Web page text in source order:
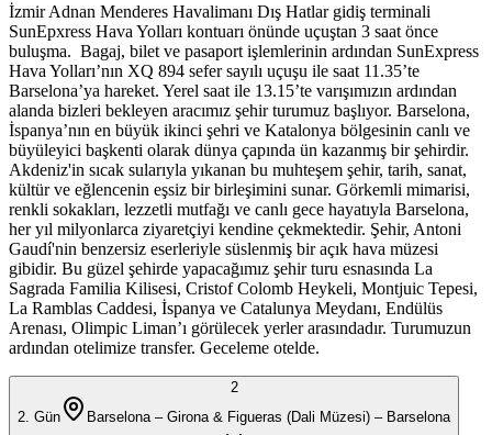
İzmir Adnan Menderes Havalimanı Dış Hatlar gidiş terminali
SunEpxress Hava Yolları kontuarı önünde uçuştan 3 saat önce
buluşma. Bagaj, bilet ve pasaport işlemlerinin ardından SunExpress
Hava Yolları’nın XQ 894 sefer sayılı uçuşu ile saat 11.35’te
Barselona’ya hareket. Yerel saat ile 13.15’te varışımızın ardından
alanda bizleri bekleyen aracımız şehir turumuz başlıyor. Barselona,
İspanya’nın en büyük ikinci şehri ve Katalonya bölgesinin canlı ve
büyüleyici başkenti olarak dünya çapında ün kazanmış bir şehirdir.
Akdeniz'in sıcak sularıyla yıkanan bu muhteşem şehir, tarih, sanat,
kültür ve eğlencenin eşsiz bir birleşimini sunar. Görkemli mimarisi,
renkli sokakları, lezzetli mutfağı ve canlı gece hayatıyla Barselona,
her yıl milyonlarca ziyaretçiyi kendine çekmektedir. Şehir, Antoni
Gaudí'nin benzersiz eserleriyle süslenmiş bir açık hava müzesi
gibidir. Bu güzel şehirde yapacağımız şehir turu esnasında La
Sagrada Familia Kilisesi, Cristof Colomb Heykeli, Montjuic Tepesi,
La Ramblas Caddesi, İspanya ve Catalunya Meydanı, Endülüs
Arenası, Olimpic Liman’ı görülecek yerler arasındadır. Turumuzun
ardından otelimize transfer. Geceleme otelde.
2
2 . Gün Barselona – Girona & Figueras (Dali Müzesi) – Barselona